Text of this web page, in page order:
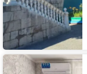
Мини-
отель